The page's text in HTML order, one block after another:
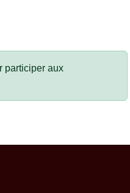
participer aux